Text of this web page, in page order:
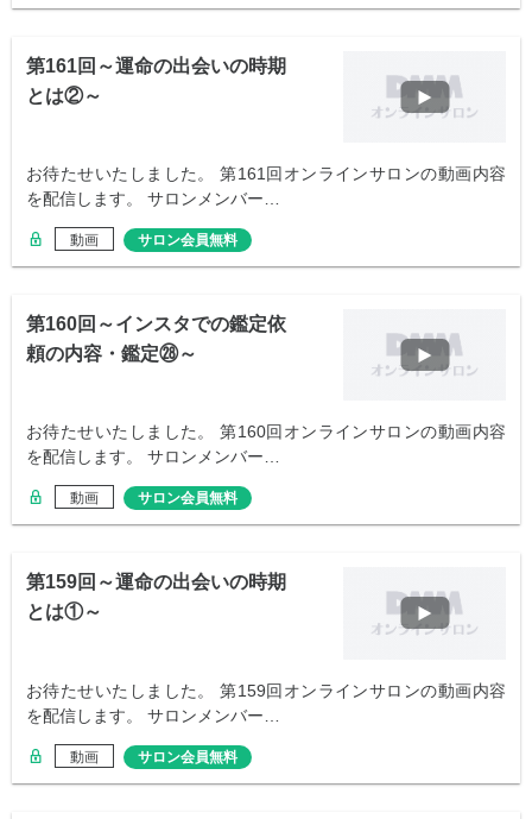
第161回～運命の出会いの時期
とは②～
お待たせいたしました。 第161回オンラインサロンの動画内容
を配信します。 サロンメンバー…
動画 サロン会員無料
第160回～インスタでの鑑定依
頼の内容・鑑定㉘～
お待たせいたしました。 第160回オンラインサロンの動画内容
を配信します。 サロンメンバー…
動画 サロン会員無料
第159回～運命の出会いの時期
とは①～
お待たせいたしました。 第159回オンラインサロンの動画内容
を配信します。 サロンメンバー…
動画 サロン会員無料